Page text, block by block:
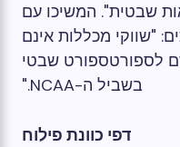
שבטית". המשיכו עם
"שווקי מכללות אינם
לספורטספורט שבטי
בשביל ה-NCAA."
דפי כוונת פילוח